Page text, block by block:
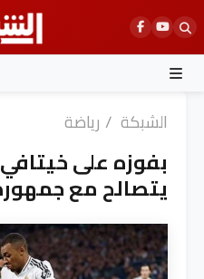
Skip
to
content
الشبكة / رياضة
بفوزه على
يتصالح مع